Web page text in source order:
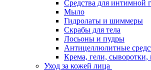
Средства для интимной
Мыло
Гидролаты и шиммеры
Скрабы для тела
Лосьоны и пудры
Антицеллюлитные
Крема, гели, сыворотки,
Уход за кожей лица